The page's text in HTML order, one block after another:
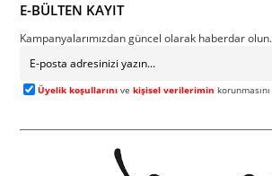
E-BÜLTEN KAYIT
Kampanyalarımızdan güncel olarak haberdar olun.
Üyelik koşullarını vekişisel verilerimin